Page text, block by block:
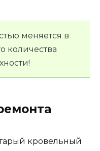
меняется в
количества
кровельный